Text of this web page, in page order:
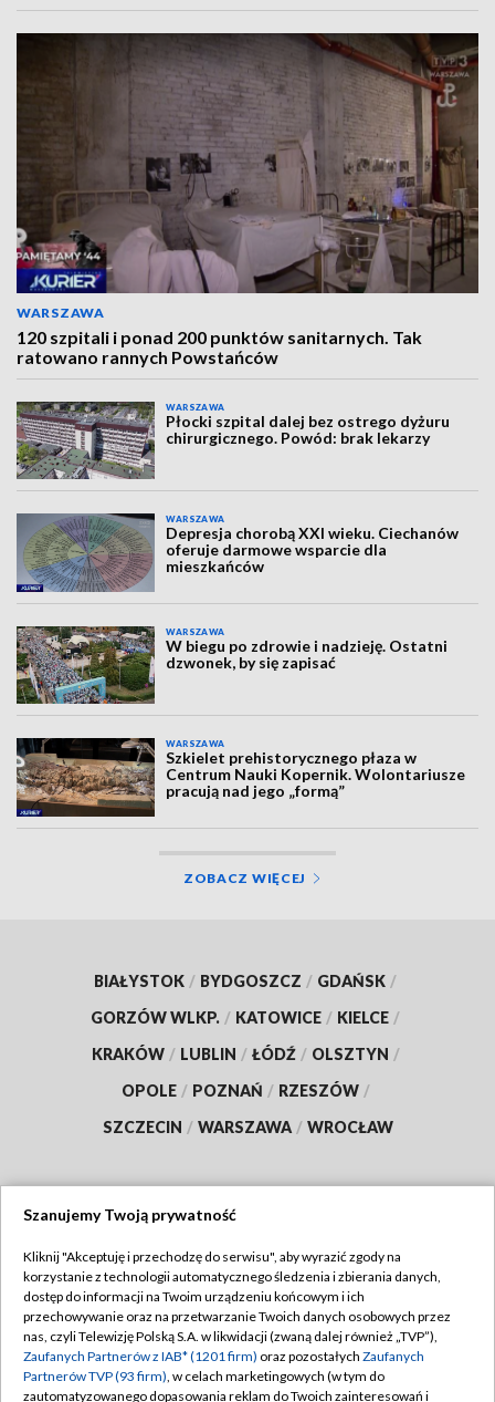
WARSZAWA
120 szpitali i ponad 200 punktów sanitarnych. Tak
ratowano rannych Powstańców
WARSZAWA
Płocki szpital dalej bez ostrego dyżuru
chirurgicznego. Powód: brak lekarzy
WARSZAWA
Depresja chorobą XXI wieku. Ciechanów
oferuje darmowe wsparcie dla
mieszkańców
WARSZAWA
W biegu po zdrowie i nadzieję. Ostatni
dzwonek, by się zapisać
WARSZAWA
Szkielet prehistorycznego płaza w
Centrum Nauki Kopernik. Wolontariusze
pracują nad jego „formą”
ZOBACZ WIĘCEJ
BIAŁYSTOK / BYDGOSZCZ / GDAŃSK /
GORZÓW WLKP. / KATOWICE / KIELCE /
KRAKÓW / LUBLIN / ŁÓDŹ / OLSZTYN /
OPOLE / POZNAŃ / RZESZÓW /
SZCZECIN / WARSZAWA / WROCŁAW
TVP
Abonament TVP
Emisja w TVP
Centrum informacji TVP
Regulamin TVP
Polityka prywatności
Moje zgody
Szanujemy Twoją prywatność
Kliknij "Akceptuję i przechodzę do serwisu", aby wyrazić zgody na
korzystanie z technologii automatycznego śledzenia i zbierania danych,
dostęp do informacji na Twoim urządzeniu końcowym i ich
przechowywanie oraz na przetwarzanie Twoich danych osobowych przez
nas, czyli Telewizję Polską S.A. w likwidacji (zwaną dalej również „TVP”),
Zaufanych Partnerów z IAB* (1201 firm) oraz pozostałych Zaufanych
Partnerów TVP (93 firm), w celach marketingowych (w tym do
zautomatyzowanego dopasowania reklam do Twoich zainteresowań i